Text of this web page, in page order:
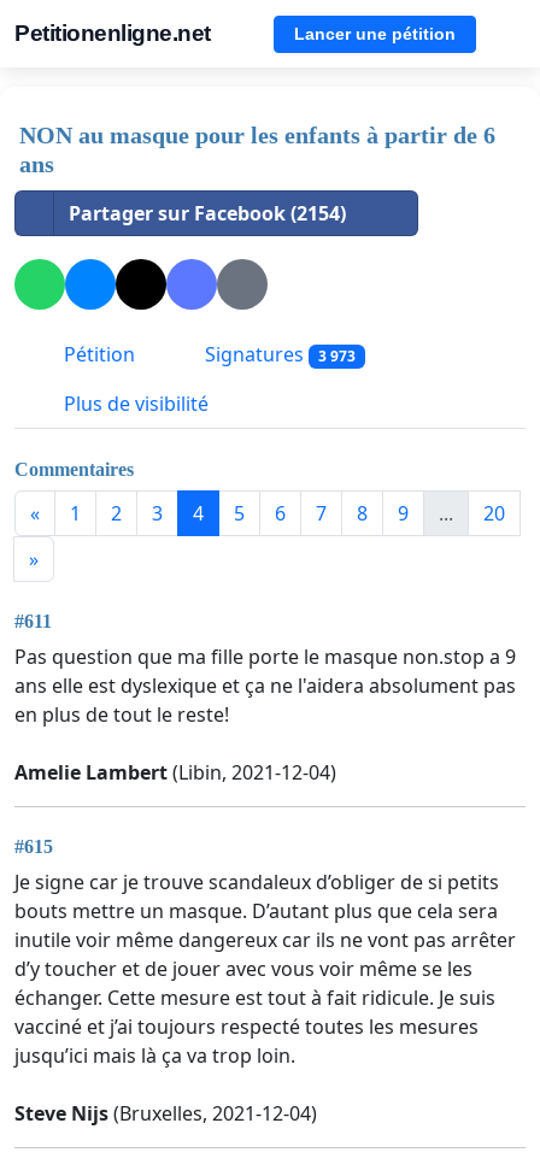
Petitionenligne.net Lancer une pétition
NON au masque pour les enfants à partir de 6
ans
Partager sur Facebook (2154)
Pétition Signatures 3 973
Plus de visibilité
Commentaires
« 1 2 3 4 5 6 7 8 9 ...
20
»
#611
Pas question que ma fille porte le masque non.stop a 9
ans elle est dyslexique et ça ne l'aidera absolument pas
en plus de tout le reste!
Amelie Lambert(Libin, 2021-12-04)
#615
Je signe car je trouve scandaleux d’obliger de si petits
bouts mettre un masque. D’autant plus que cela sera
inutile voir même dangereux car ils ne vont pas arrêter
d’y toucher et de jouer avec vous voir même se les
échanger. Cette mesure est tout à fait ridicule. Je suis
vacciné et j’ai toujours respecté toutes les mesures
jusqu’ici mais là ça va trop loin.
Steve Nijs(Bruxelles, 2021-12-04)